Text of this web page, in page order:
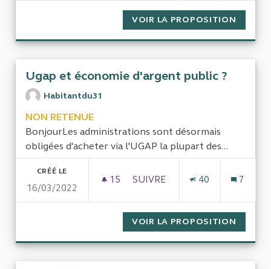
VOIR LA PROPOSITION
Ugap et économie d'argent public ?
Habitantdu31
NON RETENUE
BonjourLes administrations sont désormais
obligées d'acheter via l'UGAP la plupart des...
CRÉÉ LE
16/03/2022
15 15 ABONNÉS
SUIVRE
40 7
VOIR LA PROPOSITION